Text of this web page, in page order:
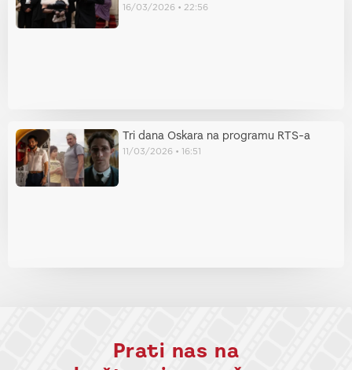
16/03/2026 22:56
Tri dana Oskara na programu RTS-a
11/03/2026 16:51
Prati nas na